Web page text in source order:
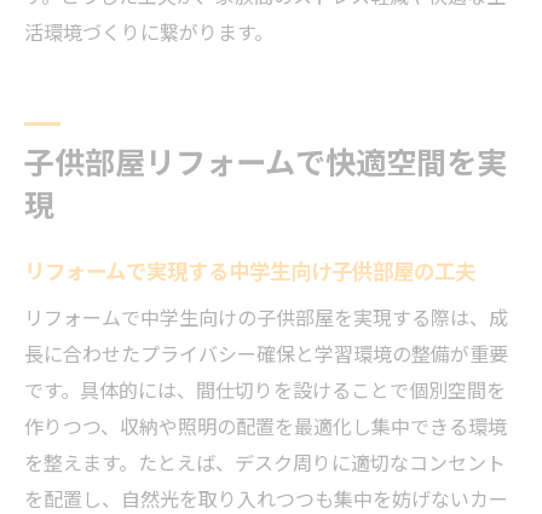
活環境づくりに繋がります。
子供部屋リフォームで快適空間を実
現
リフォームで実現する中学生向け子供部屋の工夫
リフォームで中学生向けの子供部屋を実現する際は、成
長に合わせたプライバシー確保と学習環境の整備が重要
です。具体的には、間仕切りを設けることで個別空間を
作りつつ、収納や照明の配置を最適化し集中できる環境
を整えます。たとえば、デスク周りに適切なコンセント
を配置し、自然光を取り入れつつも集中を妨げないカー